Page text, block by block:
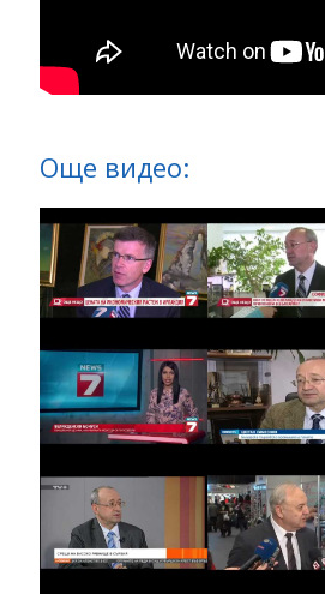
Още видео: